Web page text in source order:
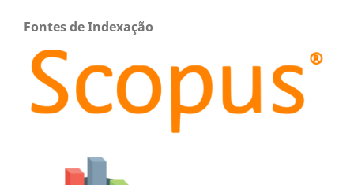
Fontes de Indexação